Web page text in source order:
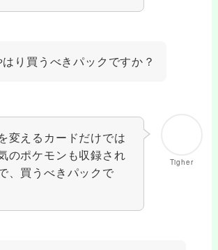
はり買うべきパックですか？
Tigher
変えるカードだけでは
のポケモンも収録され
、買うべきパックで